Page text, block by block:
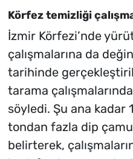
Körfez temizliği
İzmir Körfezi’nde
çalışmalarına da
tarihinde
tarama
söyledi. Şu ana kadar
tondan fazla dip
belirterek,